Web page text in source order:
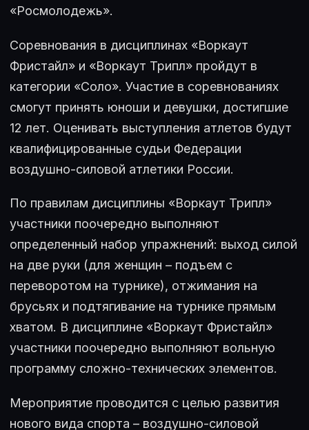
«Росмолодежь».
Соревнования в дисциплинах «Воркаут
Фристайл» и «Воркаут Трипл» пройдут в
категории «Соло». Участие в соревнованиях
смогут принять юноши и девушки, достигшие
12 лет. Оценивать выступления атлетов будут
квалифицированные судьи Федерации
воздушно-силовой атлетики России.
По правилам дисциплины «Воркаут Трипл»
участники поочередно выполняют
определенный набор упражнений: выход силой
на две руки (для женщин – подъем с
переворотом на турнике), отжимания на
брусьях и подтягивание на турнике прямым
хватом. В дисциплине «Воркаут Фристайл»
участники поочередно выполняют вольную
программу сложно-технических элементов.
Мероприятие проводится с целью развития
нового вида спорта – воздушно-силовой